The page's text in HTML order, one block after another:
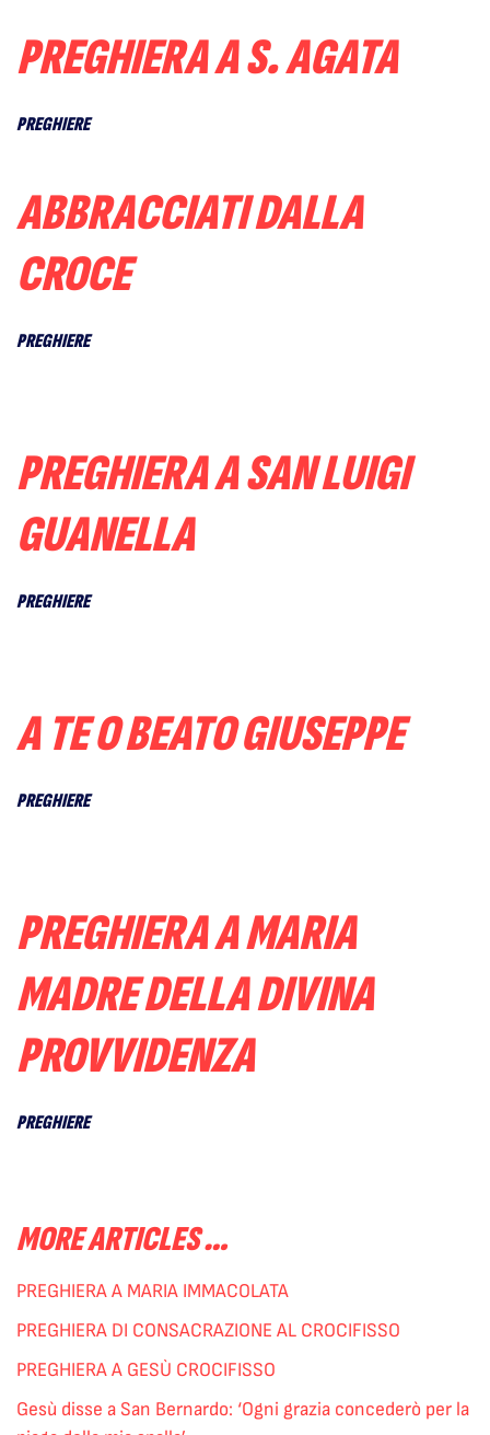
PREGHIERA A S. AGATA
PREGHIERE
ABBRACCIATI DALLA
CROCE
PREGHIERE
PREGHIERA A SAN LUIGI
GUANELLA
PREGHIERE
A TE O BEATO GIUSEPPE
PREGHIERE
PREGHIERA A MARIA
MADRE DELLA DIVINA
PROVVIDENZA
PREGHIERE
MORE ARTICLES …
PREGHIERA A MARIA IMMACOLATA
PREGHIERA DI CONSACRAZIONE AL CROCIFISSO
PREGHIERA A GESÙ CROCIFISSO
Gesù disse a San Bernardo: ‘Ogni grazia concederò per la